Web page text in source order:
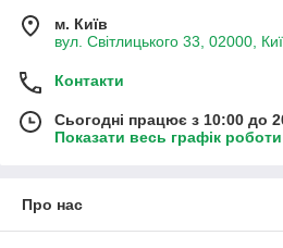
м. Київ
вул. Світлицького 33, 02000,
Контакти
Сьогодні працює з 10:00 до
Показати весь графік роботи
Про нас